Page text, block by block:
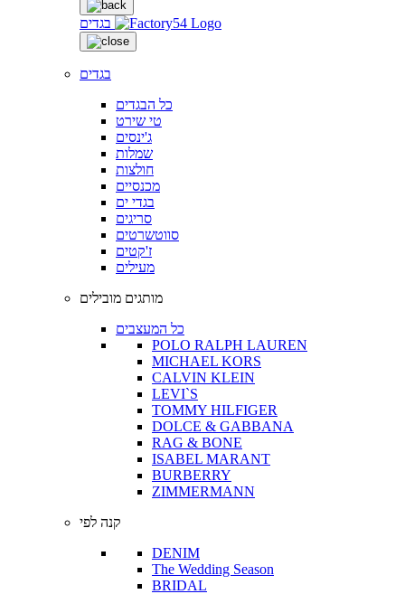
בגדים
בגדים
כל הבגדים
טי שירט
ג'ינסים
שמלות
חולצות
מכנסיים
בגדי ים
סריגים
סווטשרטים
ז'קטים
מעילים
מותגים מובילים
כל המעצבים
POLO RALPH LAUREN
MICHAEL KORS
CALVIN KLEIN
LEVI`S
TOMMY HILFIGER
DOLCE & GABBANA
RAG & BONE
ISABEL MARANT
BURBERRY
ZIMMERMANN
קנה לפי
DENIM
The Wedding Season
BRIDAL